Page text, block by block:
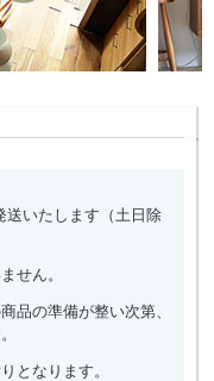
いたします（土日除
せん。
品の準備が整い次第、
となります。